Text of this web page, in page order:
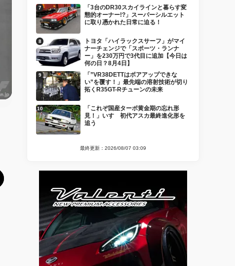
「3台のDR30スカイラインと暮らす変
態的オーナー!?」スーパーシルエット
に取り憑かれた日常に迫る！
トヨタ「ハイラックスサーフ」がマイ
ナーチェンジで「スポーツ・ランナ
ー」を230万円で3代目に追加【今日は
何の日？8月4日】
「”VR38DETTはボアアップできな
い”を覆す！」最先端の溶射技術が切り
拓くR35GT-Rチューンの未来
「これぞ国産ターボ黄金期の忘れ形
見！」いすゞ初代アスカ最終進化形を
追う
最終更新：2026/08/07 03:09